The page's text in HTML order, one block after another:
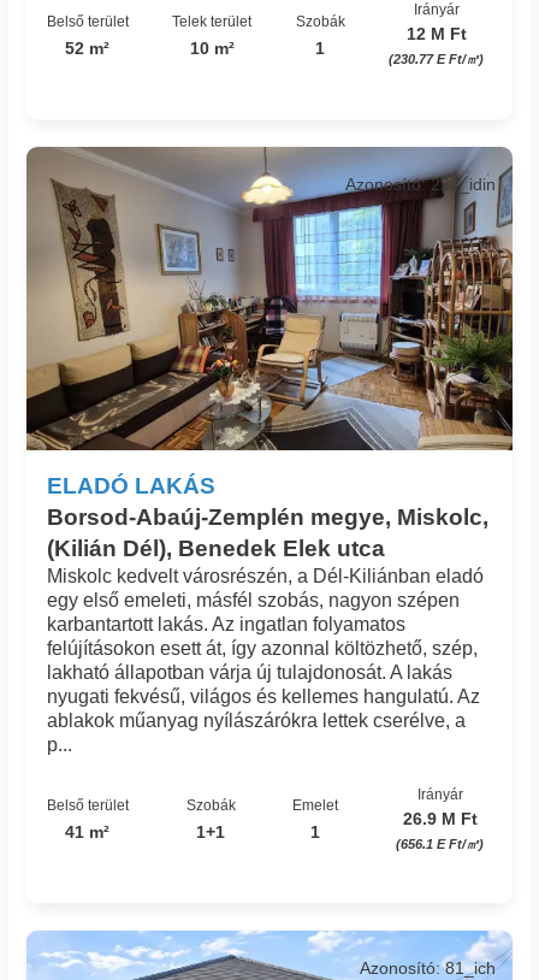
Belső terület
52 m²
Telek terület
10 m²
Szobák
1
Irányár
12 M Ft
(230.77 E Ft/㎡)
ELADÓ LAKÁS
Borsod-Abaúj-Zemplén megye, Miskolc,
(Kilián Dél), Benedek Elek utca
Azonosító: 222_idin
Miskolc kedvelt városrészén, a Dél-Kiliánban eladó
egy első emeleti, másfél szobás, nagyon szépen
karbantartott lakás. Az ingatlan folyamatos
felújításokon esett át, így azonnal költözhető, szép,
lakható állapotban várja új tulajdonosát. A lakás
nyugati fekvésű, világos és kellemes hangulatú. Az
ablakok műanyag nyílászárókra lettek cserélve, a
p...
Belső terület
41 m²
Szobák
1+1
Emelet
1
Irányár
26.9 M Ft
(656.1 E Ft/㎡)
Azonosító: 81_ich